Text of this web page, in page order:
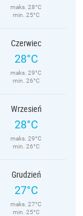
maks. 28°C
min. 25°C
Czerwiec
28°C
maks. 29°C
min. 26°C
Wrzesień
28°C
maks. 29°C
min. 26°C
Grudzień
27°C
maks. 27°C
min. 25°C